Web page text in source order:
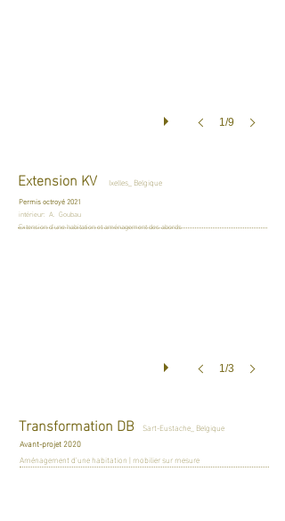
1/9
Permis octroyé 2021
intérieur: A. Goubau
Extension d'une habitation et aménagement des abords
Extension KV Ixelles_ Belgique
1/3
Avant-projet 2020
Aménagement d'une habitation | mobilier sur mesure
Transformation DB Sart-Eustache_ Belgique